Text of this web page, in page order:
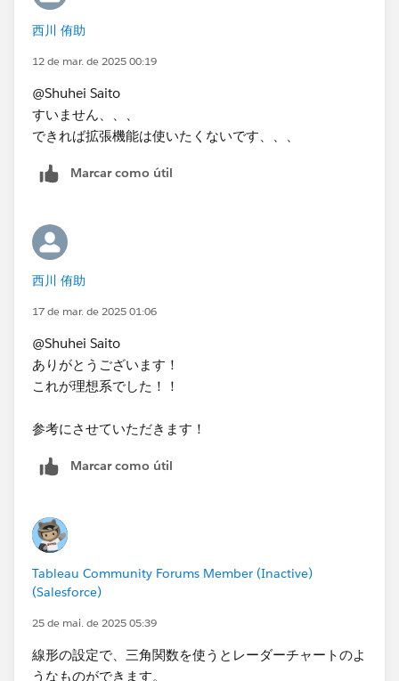
西川 侑助
12 de mar. de 2025 00:19
@Shuhei Saito
すいません、、、
できれば拡張機能は使いたくないです、、、
Marcar como útil
西川 侑助
17 de mar. de 2025 01:06
@Shuhei Saito
ありがとうございます！
これが理想系でした！！
参考にさせていただきます！
Marcar como útil
Tableau Community Forums Member (Inactive)
(Salesforce)
25 de mai. de 2025 05:39
線形の設定で、三角関数を使うとレーダーチャートのよ
うなものができます。